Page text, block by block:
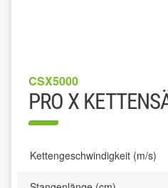
CSX5000
PRO X
Kettengeschwindigkeit (m/s)